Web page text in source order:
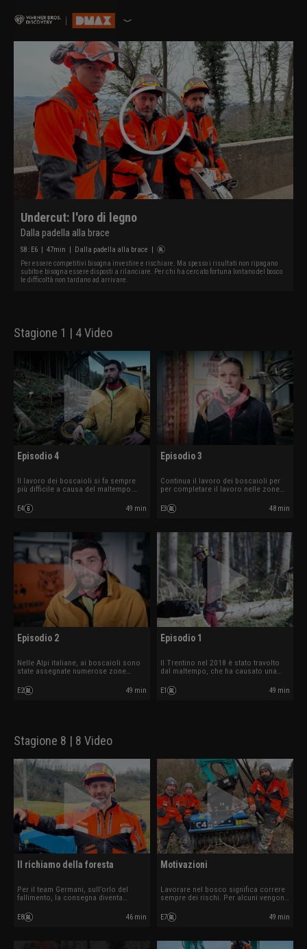
Undercut: l'oro di legno
Dalla padella alla brace
S8 : E6 | 47min | Dalla padella alla brace |
Per essere competitivi bisogna investire e rischiare. Ma spesso i risultati non ripagano
subito e bisogna essere disposti a rilanciare. Per chi ha cercato fortuna lontano del bosco
le difficoltà non tardano ad arrivare.
Stagione 1 | 4 Video
Episodio 4
Il lavoro dei boscaioli si fa sempre
più difficile a causa del maltempo.
E4 49 min
Episodio 3
Continua il lavoro dei boscaioli per
per completare il lavoro nelle zone
causate dal maltempo.
E3 48 min
Episodio 2
Nelle Alpi italiane, ai boscaioli sono
state assegnate numerose zone
dai venti. Le squadre si affrettano per
completare il lavoro.
E2 49 min
Episodio 1
Il Trentino nel 2018 è stato travolto
dal maltempo, che ha causato una
Quattro team di boscaioli lavorano
per aggiustare le cose e recuperare
E1 49 min
Stagione 8 | 8 Video
Il richiamo della foresta
Per il team Germani, sull’orlo del
fallimento, la consegna diventa
avverte il richiamo del bosco mentre
il team Bucci finisce per doversi
E8 46 min
Motivazioni
Lavorare nel bosco significa correre
sempre dei rischi. Per alcuni vengono
tutti è arrivato il momento di
dimostrare a pieno le proprie
E7 49 min